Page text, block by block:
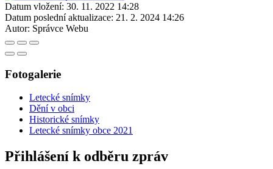
Datum vložení: 30. 11. 2022 14:28
Datum poslední aktualizace: 21. 2. 2024 14:26
Autor: Správce Webu
Fotogalerie
Letecké snímky
Dění v obci
Historické snímky
Letecké snímky obce 2021
Přihlášení k odběru zpráv